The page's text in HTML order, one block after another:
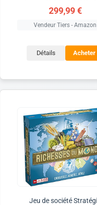
299,99 €
Vendeur Tiers - Amazon
Détails Acheter
Jeu de société